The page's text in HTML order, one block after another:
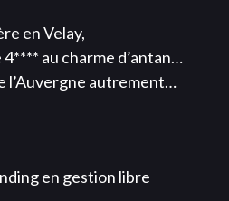
en Velay,
au charme d’antan…
l’Auvergne autrement…
en gestion libre